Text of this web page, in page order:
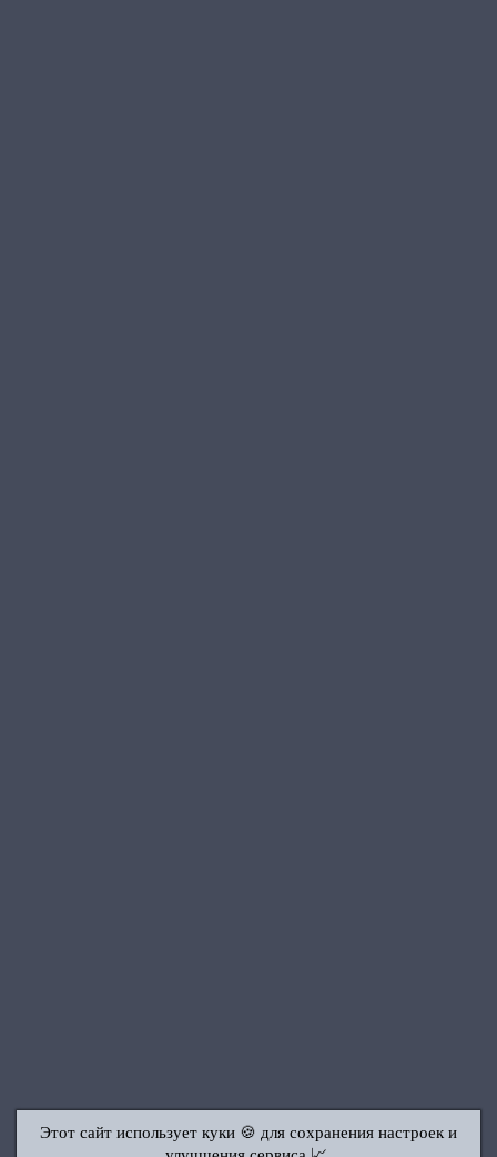
Этот сайт использует куки 🍪 для сохранения настроек и